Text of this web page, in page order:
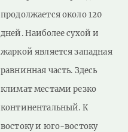
продолжается около 120
дней. Наиболее сухой и
жаркой является западная
равнинная часть. Здесь
климат местами резко
континентальный. К
востоку и юго-востоку